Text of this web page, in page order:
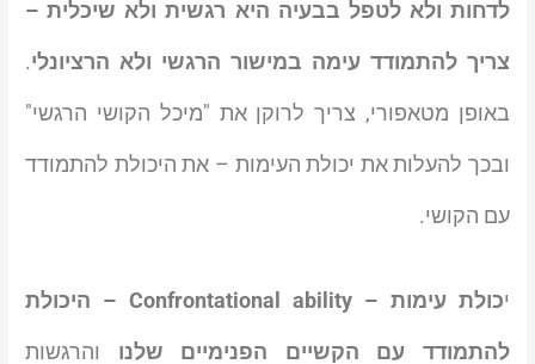
לדחות ולא לטפל בבעיה היא רגשית ולא שיכלית –
צריך להתמודד עימה במישור הרגשי ולא הרציונלי.
באופן מטאפורי, צריך לרוקן את "מיכל הקושי הרגשי"
ובכך להעלות את יכולת העימות – את היכולת להתמודד
עם הקושי.
י כולת עימות – Confrontational ability – היכולת
להתמודד עם הקשיים הפנימיים שלנו והרגשות